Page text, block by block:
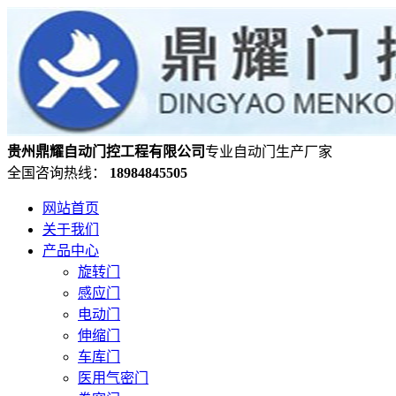
贵州鼎耀自动门控工程有限公司专业自动门生产厂家
全国咨询热线：
18984845505
网站首页
关于我们
产品中心
旋转门
感应门
电动门
伸缩门
车库门
医用气密门